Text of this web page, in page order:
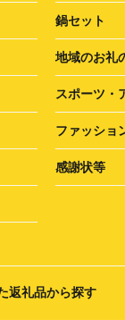
鍋セット
地域のお礼
スポーツ・
ファッショ
感謝状等
返礼品から探す